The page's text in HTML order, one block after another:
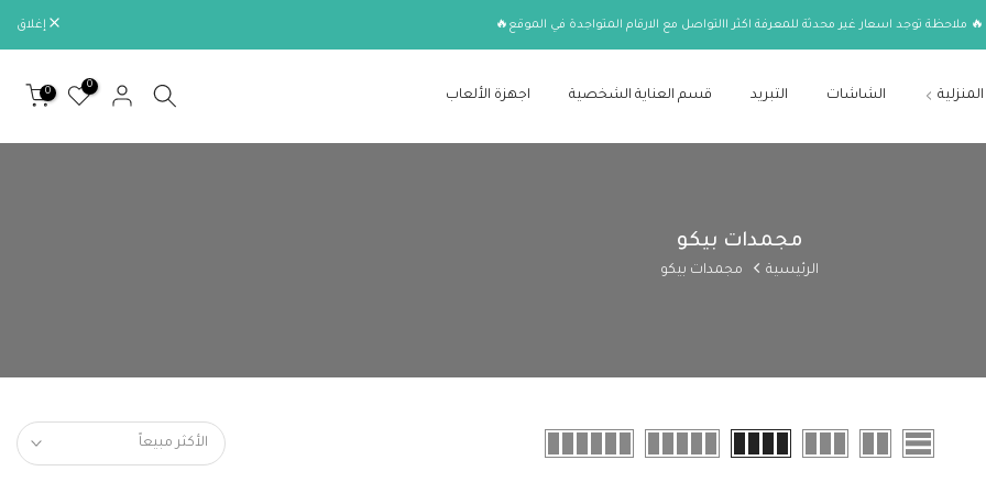
🔥 ملاحظة توجد اسعار غير محدثة للمعرفة اكثر االتواصل مع الارقام المتواجدة في الموقع🔥 إغلاق
الشاشات التبريد قسم العناية الشخصية اجهزة الألعاب
0
0
مجمدات بيكو
الرئيسية مجمدات بيكو
الأكثر مبيعاً